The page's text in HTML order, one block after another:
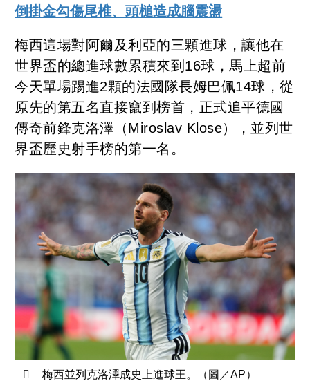
倒掛金勾傷尾椎、頭槌造成腦震盪
梅西這場對阿爾及利亞的三顆進球，讓他在
世界盃的總進球數累積來到16球，馬上超前
今天單場踢進2顆的法國隊長姆巴佩14球，從
原先的第五名直接竄到榜首，正式追平德國
傳奇前鋒克洛澤（Miroslav Klose），並列世
界盃歷史射手榜的第一名。
梅西並列克洛澤成史上進球王。（圖／AP）